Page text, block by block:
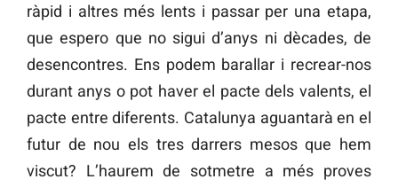
ràpid i altres més lents i passar per una etapa,
que espero que no sigui d’anys ni dècades, de
desencontres. Ens podem barallar i recrear-nos
durant anys o pot haver el pacte dels valents, el
pacte entre diferents. Catalunya aguantarà en el
futur de nou els tres darrers mesos que hem
viscut? L’haurem de sotmetre a més proves